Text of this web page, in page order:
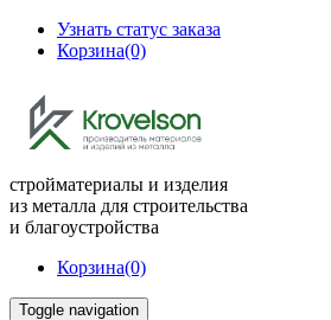
Узнать статус заказа
Корзина(0)
стройматериалы и изделия
из металла для строительства
и благоустройства
Корзина(0)
Toggle navigation